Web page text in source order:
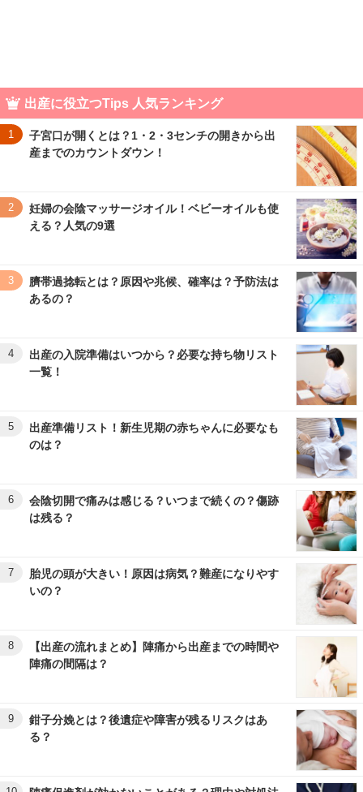
出産に役立つTips 人気ランキング
1
子宮口が開くとは？1・2・3センチの開きから出
産までのカウントダウン！
2
妊婦の会陰マッサージオイル！ベビーオイルも使
える？人気の9選
3
臍帯過捻転とは？原因や兆候、確率は？予防法は
あるの？
4
出産の入院準備はいつから？必要な持ち物リスト
一覧！
5
出産準備リスト！新生児期の赤ちゃんに必要なも
のは？
6
会陰切開で痛みは感じる？いつまで続くの？傷跡
は残る？
7
胎児の頭が大きい！原因は病気？難産になりやす
いの？
8
【出産の流れまとめ】陣痛から出産までの時間や
陣痛の間隔は？
9
鉗子分娩とは？後遺症や障害が残るリスクはあ
る？